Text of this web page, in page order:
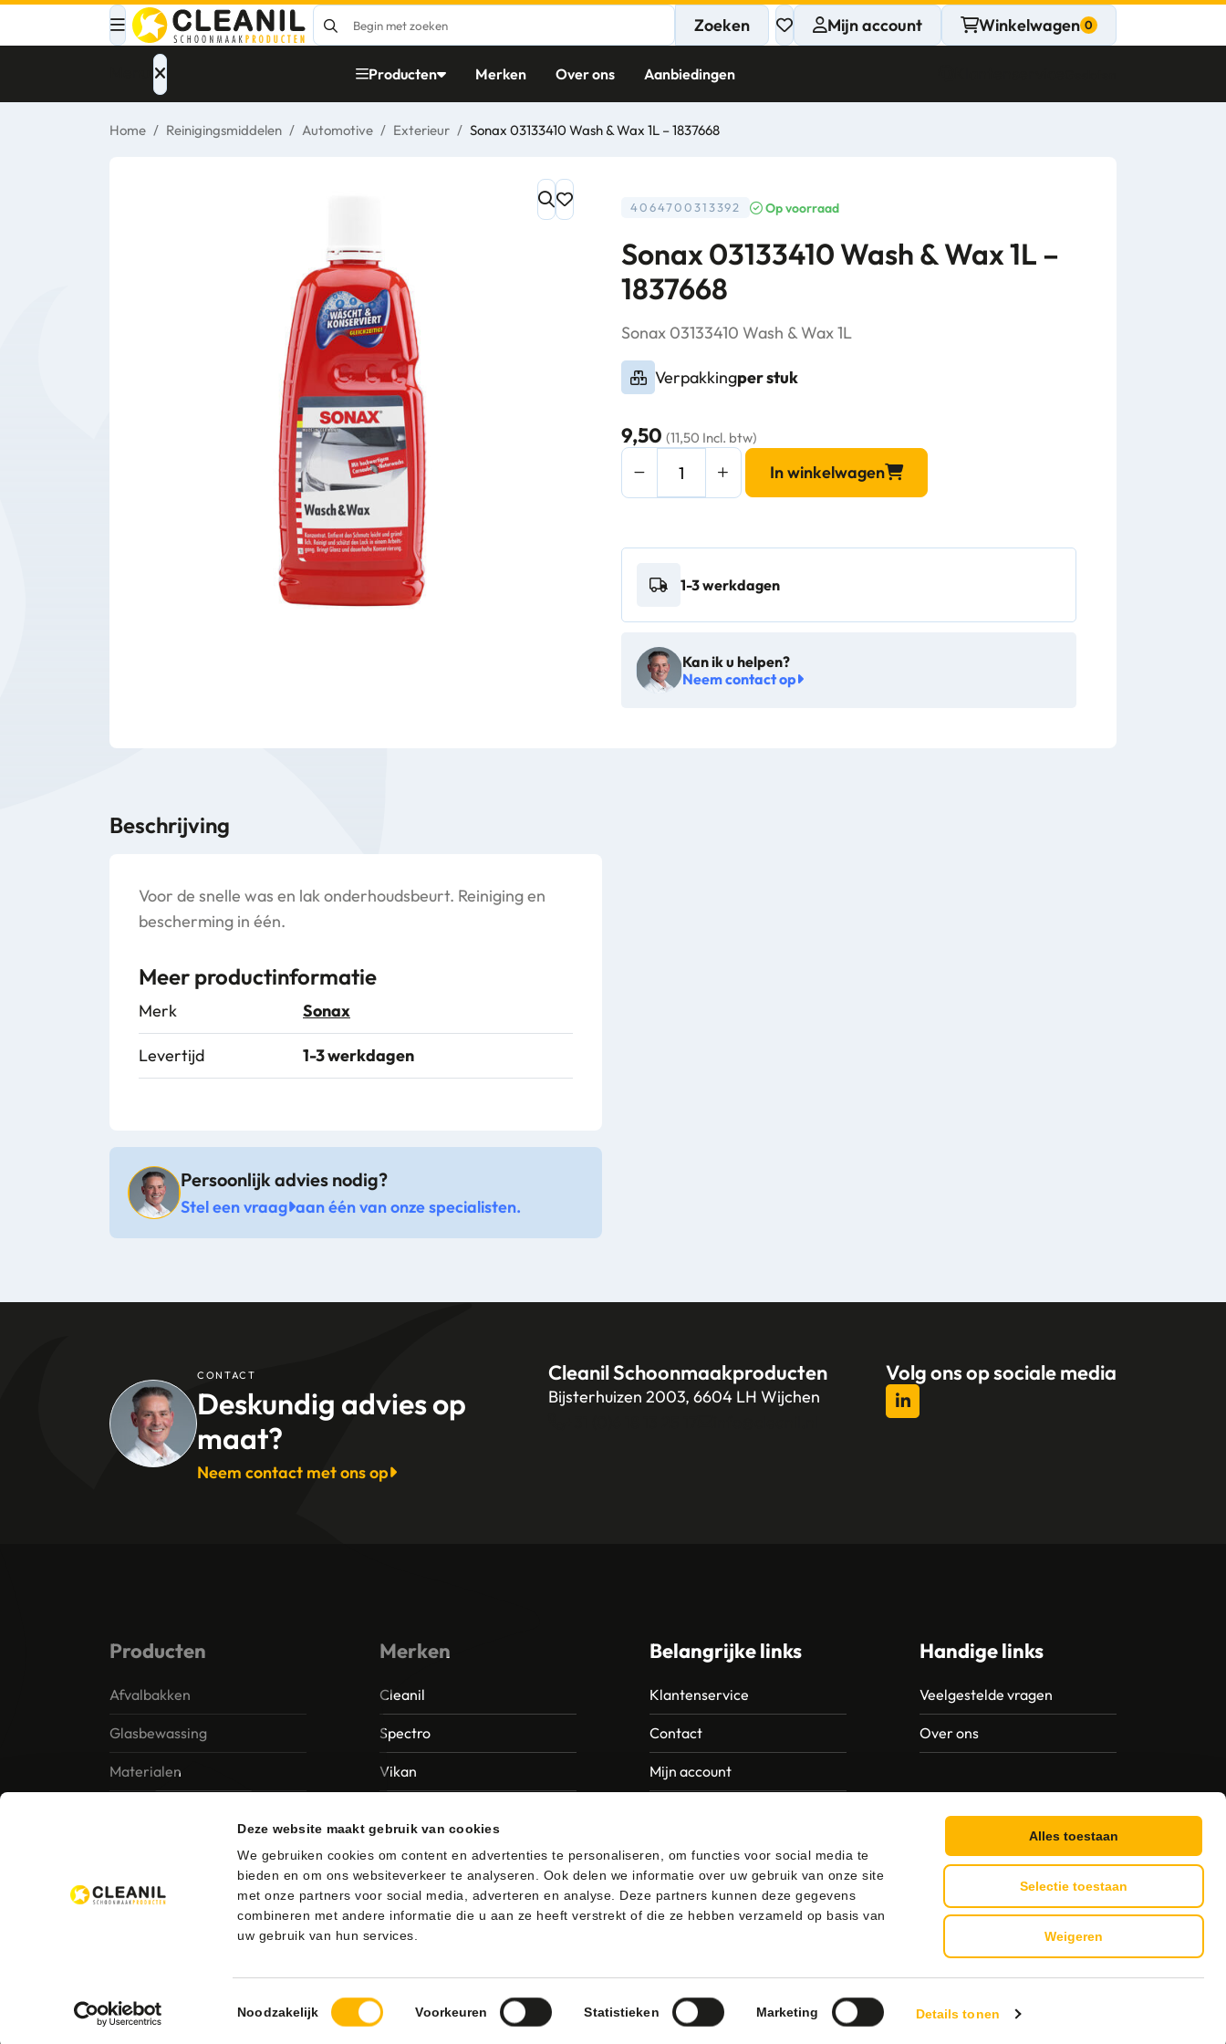
Deze website maakt gebruik van cookies
We gebruiken cookies om content en advertenties te personaliseren, om functies voor social media te
bieden en om ons websiteverkeer te analyseren. Ook delen we informatie over uw gebruik van onze site
met onze partners voor social media, adverteren en analyse. Deze partners kunnen deze gegevens
combineren met andere informatie die u aan ze heeft verstrekt of die ze hebben verzameld op basis van
uw gebruik van hun services.
Toestemmingsselectie
Noodzakelijk Voorkeuren Statistieken Marketing Details tonen
Alles toestaan
Selectie toestaan
Weigeren
Mijn account Winkelwagen
Zoeken
Producten
Papier – Dispensers
Bedrijfsbenodigdheden
advies
Merken Over ons Aanbiedingen
Home / Reinigingsmiddelen / Automotive / Exterieur / Sonax 03133410 Wash & Wax 1L – 1837668
4064700313392 Op voorraad
Sonax 03133410 Wash & Wax 1L –
1837668
Sonax 03133410 Wash & Wax 1L
Verpakkingper stuk
9,50(11,50 Incl. btw)
03133410
aantal
In winkelwagen
1-3 werkdagen
Kan ik u helpen?
Neem contact op
Beschrijving
Voor de snelle was en lak onderhoudsbeurt. Reiniging en
bescherming in één.
Meer productinformatie
Merk Sonax
Levertijd 1-3 werkdagen
Persoonlijk advies nodig?
Stel een vraag aan één van onze specialisten.
CONTACT
Deskundig advies op
maat?
Neem contact met ons op
Cleanil Schoonmaakproducten
Bijsterhuizen 2003, 6604 LH Wijchen
Volg ons op sociale media
Producten
Afvalbakken
Glasbewassing
Materialen
Merken
Cleanil
Spectro
Vikan
Unger
Belangrijke links
Klantenservice
Contact
Mijn account
Handige links
Veelgestelde vragen
Over ons
© 2026 Cleanil SchoonmaakproductenBezorgen en afhalenAlgemene voorwaardenPrivacybeleid